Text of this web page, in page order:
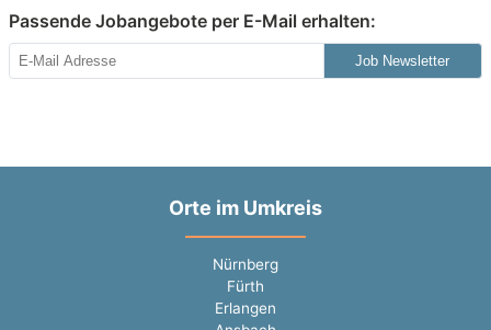
Passende Jobangebote per E-Mail erhalten:
Job Newsletter
Orte im Umkreis
Nürnberg
Fürth
Erlangen